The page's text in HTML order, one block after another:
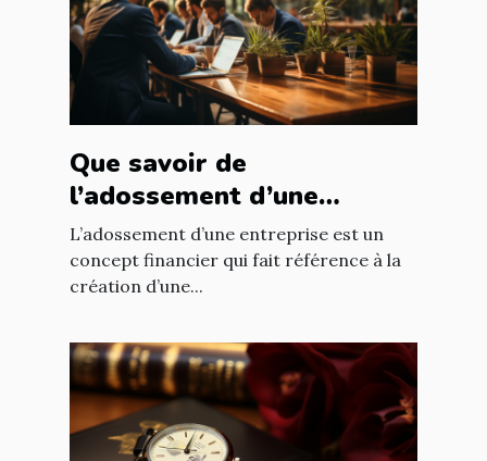
Que savoir de
l’adossement d’une
entreprise ?
L’adossement d’une entreprise est un
concept financier qui fait référence à la
création d’une...